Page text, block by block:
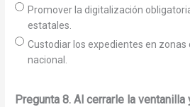
Promover la digitalización
estatales.
Custodiar los expedientes en zonas
nacional.
Pregunta 8. Al cerrarle la